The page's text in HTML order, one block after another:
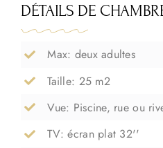
DÉTAILS DE
Max: deux adultes
Taille: 25 m2
Vue: Piscine, rue ou
TV: écran plat 32''